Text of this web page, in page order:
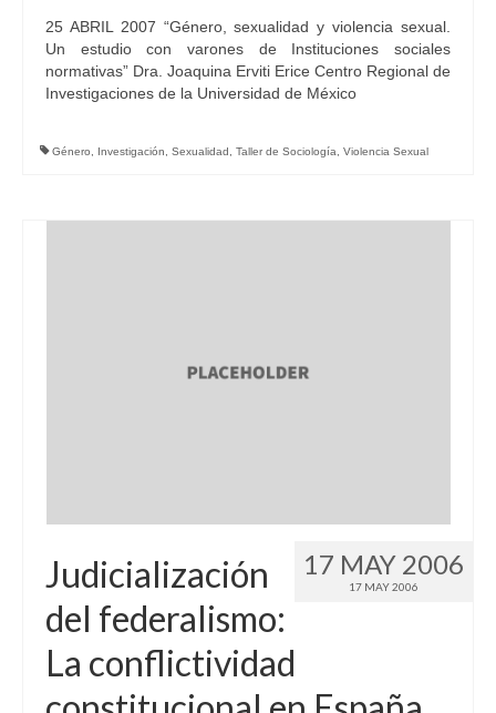
25 ABRIL 2007 “Género, sexualidad y violencia sexual.
Un estudio con varones de Instituciones sociales
normativas” Dra. Joaquina Erviti Erice Centro Regional de
Investigaciones de la Universidad de México
Género, Investigación, Sexualidad, Taller de Sociología, Violencia Sexual
17 MAY 2006
17 MAY 2006
Judicialización
del federalismo:
La conflictividad